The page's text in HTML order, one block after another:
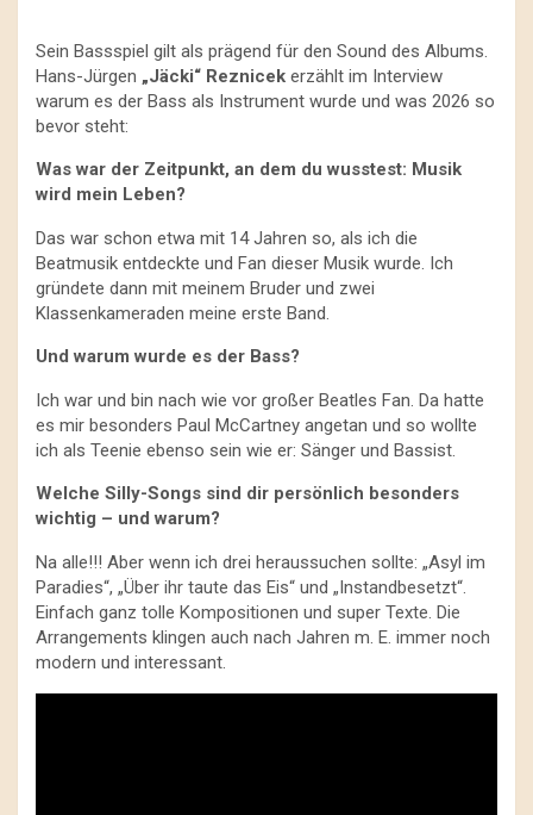
Sein Bassspiel gilt als prägend für den Sound des Albums.
Hans-Jürgen „Jäcki“ Reznicek erzählt im Interview
warum es der Bass als Instrument wurde und was 2026 so
bevor steht:
Was war der Zeitpunkt, an dem du wusstest: Musik
wird mein Leben?
Das war schon etwa mit 14 Jahren so, als ich die
Beatmusik entdeckte und Fan dieser Musik wurde. Ich
gründete dann mit meinem Bruder und zwei
Klassenkameraden meine erste Band.
Und warum wurde es der Bass?
Ich war und bin nach wie vor großer Beatles Fan. Da hatte
es mir besonders Paul McCartney angetan und so wollte
ich als Teenie ebenso sein wie er: Sänger und Bassist.
Welche Silly-Songs sind dir persönlich besonders
wichtig – und warum?
Na alle!!! Aber wenn ich drei heraussuchen sollte: „Asyl im
Paradies“, „Über ihr taute das Eis“ und „Instandbesetzt“.
Einfach ganz tolle Kompositionen und super Texte. Die
Arrangements klingen auch nach Jahren m. E. immer noch
modern und interessant.